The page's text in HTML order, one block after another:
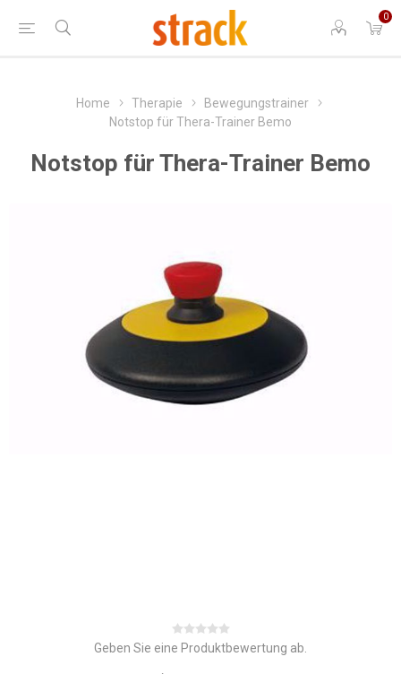
0
Home Therapie
Bewegungstrainer
Notstop für Thera-Trainer Bemo
Notstop für Thera-Trainer Bemo
Geben Sie eine Produktbewertung ab.